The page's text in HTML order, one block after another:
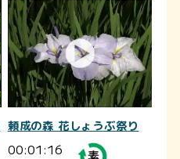
頼成の森 花しょうぶ祭り
00:01:16